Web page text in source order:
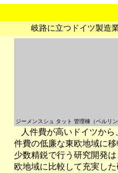
岐路に立つドイツ製
ジーメンスシュ タット 管理棟（ベルリ
人件費が高いドイツか
件費の低廉な東欧地域に
少数精鋭で行う研究開発
欧地域に比較して充実し